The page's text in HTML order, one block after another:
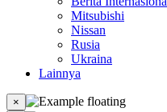
Mitsubishi
Nissan
Rusia
Ukraina
Lainnya
×